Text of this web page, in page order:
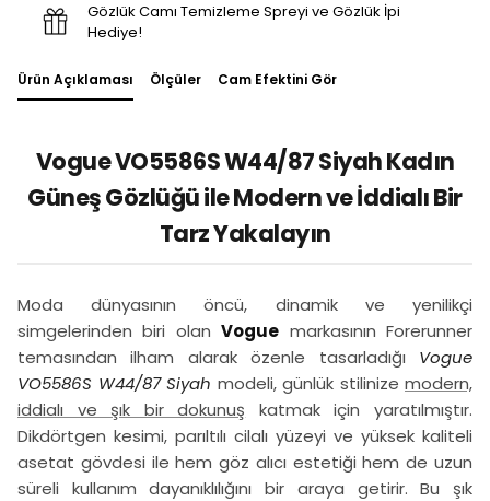
Gözlük Camı Temizleme Spreyi ve Gözlük İpi
Hediye!
Ürün Açıklaması Ölçüler Cam Efektini Gör
Vogue VO5586S W44/87 Siyah Kadın
Güneş Gözlüğü ile Modern ve İddialı Bir
Tarz Yakalayın
Moda dünyasının öncü, dinamik ve yenilikçi
simgelerinden biri olanVogue markasının Forerunner
temasından ilham alarak özenle tasarladığı Vogue
VO5586S W44/87 Siyah modeli, günlük stilinize modern,
iddialı ve şık bir dokunuş katmak için yaratılmıştır.
Dikdörtgen kesimi, parıltılı cilalı yüzeyi ve yüksek kaliteli
asetat gövdesi ile hem göz alıcı estetiği hem de uzun
süreli kullanım dayanıklılığını bir araya getirir. Bu şık